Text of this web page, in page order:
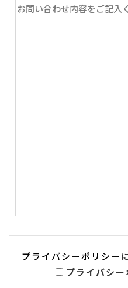
プライバシーポリシー
プライバシ